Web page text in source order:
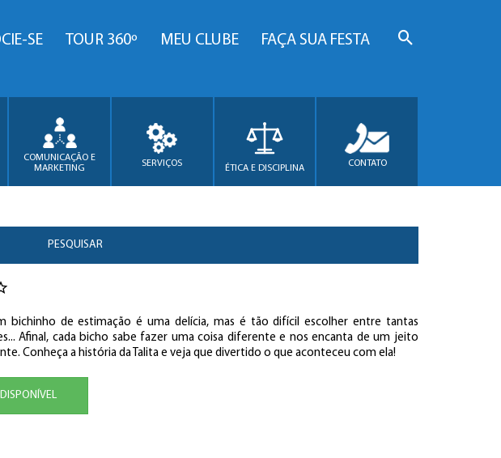
SE TOUR 360º MEU CLUBE FAÇA SUA FESTA
COMUNICAÇÃO E
MARKETING
SERVIÇOS ÉTICA E DISCIPLINA CONTATO
PESQUISAR
bichinho de estimação é uma delícia, mas é tão difícil escolher entre tantas
Afinal, cada bicho sabe fazer uma coisa diferente e nos encanta de um jeito
Conheça a história da Talita e veja que divertido o que aconteceu com ela!
DISPONÍVEL